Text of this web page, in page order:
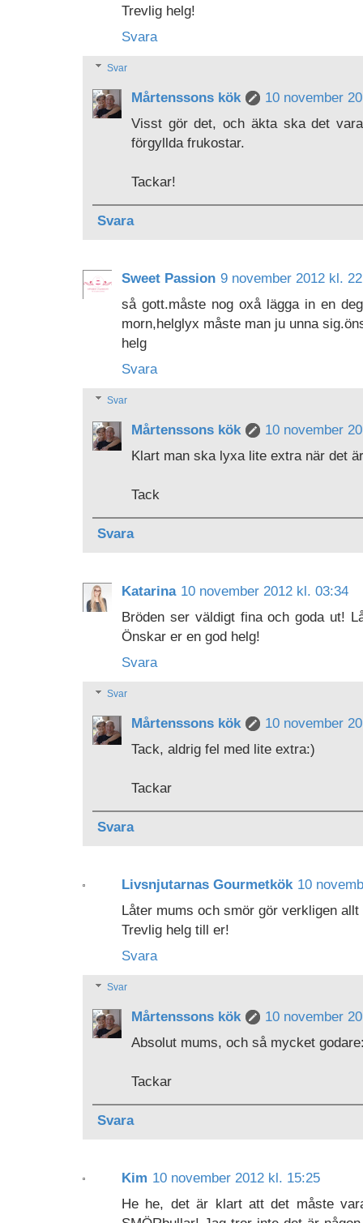
Trevlig helg!
Svara
Svar
Mårtenssons kök
10 november
Visst gör det, och äkta ska det
förgyllda frukostar.
Tackar!
Svara
Sweet Passion 9 november 2012 kl.
så gott.måste nog oxå lägga in en
morn,helglyx måste man ju unna
helg
Svara
Svar
Mårtenssons kök
10 november
Klart man ska lyxa lite extra när det
Tack
Svara
Katarina 10 november 2012 kl. 03:34
Bröden ser väldigt fina och goda ut!
Önskar er en god helg!
Svara
Svar
Mårtenssons kök
10 november
Tack, aldrig fel med lite extra:)
Tackar
Svara
Livsnjutarnas Gourmetkök 10
Låter mums och smör gör verkligen
Trevlig helg till er!
Svara
Svar
Mårtenssons kök
10 november
Absolut mums, och så mycket
Tackar
Svara
Kim 10 november 2012 kl. 15:25
He he, det är klart att det måste